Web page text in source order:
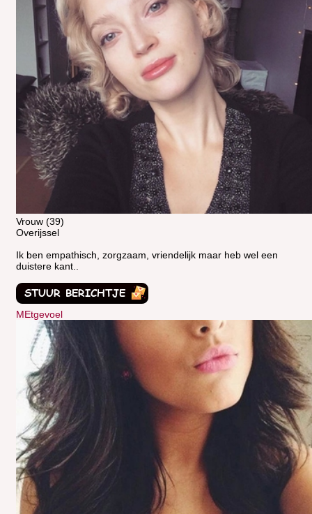
Vrouw (39)
Overijssel
Ik ben empathisch, zorgzaam, vriendelijk maar heb wel een
duistere kant..
MEtgevoel